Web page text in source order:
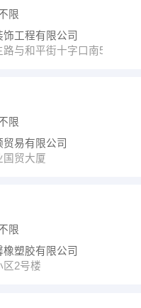
限
工程有限公司
路与和平街十字口南50米路西
限
易有限公司
国贸大厦
限
塑胶有限公司
区2号楼